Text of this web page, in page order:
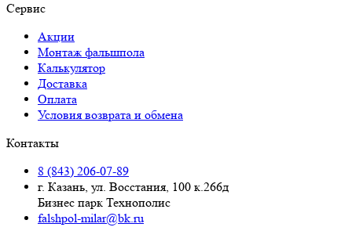
Сервис
Акции
Монтаж фальшпола
Калькулятор
Доставка
Оплата
Условия возврата и обмена
Контакты
8 (843) 206-07-89
г. Казань, ул. Восстания, 100 к.266д
Бизнес парк Технополис
falshpol-milar@bk.ru